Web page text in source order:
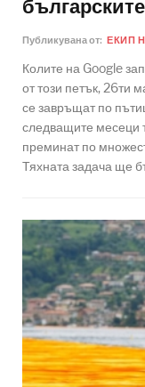
Публикувана от: ЕКИП
Колите на Google
от този петък, 26ти
се завръщат по
следващите месеци
преминат по
Тяхната задача ще